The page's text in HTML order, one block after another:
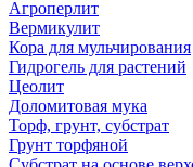
Агроперлит
Вермикулит
Кора для мульчирования
Гидрогель для растений
Цеолит
Доломитовая мука
Торф, грунт, субстрат
Грунт торфяной